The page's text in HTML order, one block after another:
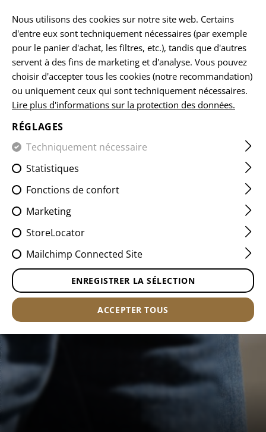
NOUVEAU
DENIM
TACTICAL FLEX
JEANS MK.II
ENHANCED
Alliant un style classique à un tissu extensible
durable et à un rangement EDC discret, ce jean
est conçu pour un port quotidien discret.
EN SAVOIR PLUS
Nous utilisons des cookies sur notre site web. Certains
d'entre eux sont techniquement nécessaires (par exemple
pour le panier d'achat, les filtres, etc.), tandis que d'autres
servent à des fins de marketing et d'analyse. Vous pouvez
choisir d'accepter tous les cookies (notre recommandation)
ou uniquement ceux qui sont techniquement nécessaires.
Lire plus d'informations sur la protection des données.
RÉGLAGES
Techniquement nécessaire
Statistiques
Fonctions de confort
Marketing
StoreLocator
Mailchimp Connected Site
ENREGISTRER LA SÉLECTION
ACCEPTER TOUS